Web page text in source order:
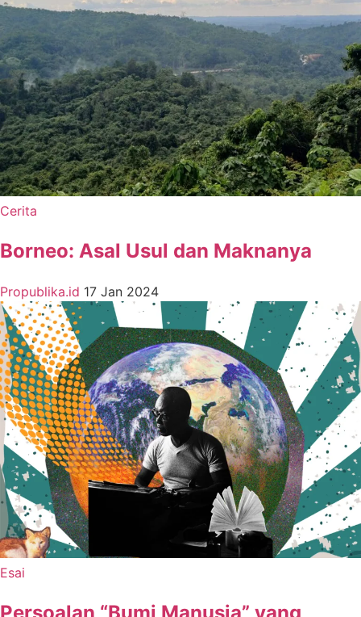
Cerita
Borneo: Asal Usul dan Maknanya
Propublika.id 17 Jan 2024
Esai